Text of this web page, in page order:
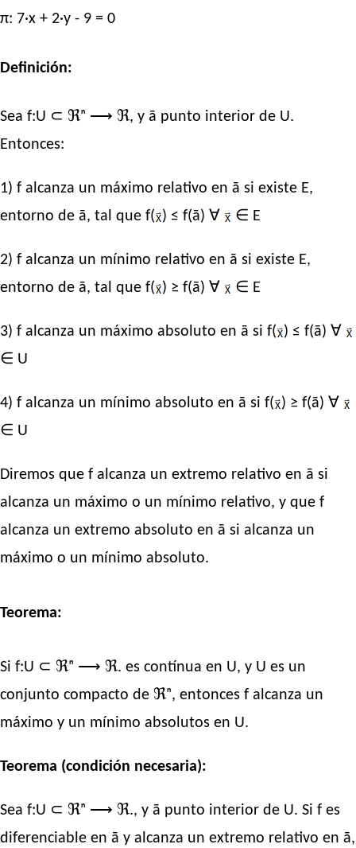
π: 7·x + 2·y - 9 = 0
Definición:
Sea f:U ⊂ ℜⁿ ⟶ ℜ, y ā punto interior de U.
Entonces:
1) f alcanza un máximo relativo en ā si existe E,
entorno de ā, tal que f( ) ≤ f(ā) ∀ ∈ E
2) f alcanza un mínimo relativo en ā si existe E,
entorno de ā, tal que f( ) ≥ f(ā) ∀ ∈ E
3) f alcanza un máximo absoluto en ā si f( ) ≤ f(ā) ∀
∈ U
4) f alcanza un mínimo absoluto en ā si f( ) ≥ f(ā) ∀
∈ U
Diremos que f alcanza un extremo relativo en ā si
alcanza un máximo o un mínimo relativo, y que f
alcanza un extremo absoluto en ā si alcanza un
máximo o un mínimo absoluto.
Teorema:
Si f:U ⊂ ℜⁿ ⟶ ℜ. es contínua en U, y U es un
conjunto compacto de ℜⁿ, entonces f alcanza un
máximo y un mínimo absolutos en U.
Teorema (condición necesaria):
Sea f:U ⊂ ℜⁿ ⟶ ℜ., y ā punto interior de U. Si f es
diferenciable en ā y alcanza un extremo relativo en ā,